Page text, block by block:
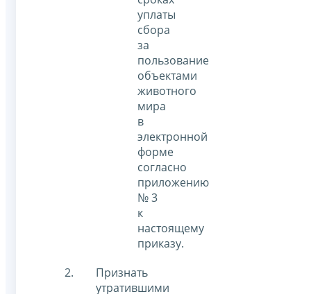
уплаты
сбора
за
пользование
объектами
животного
мира
в
электронной
форме
согласно
приложению
№ 3
к
настоящему
приказу.
Признать
утратившими